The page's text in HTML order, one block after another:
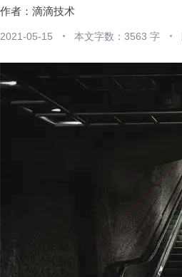
滴滴技术
2021-05-15 本文字数：3563 字